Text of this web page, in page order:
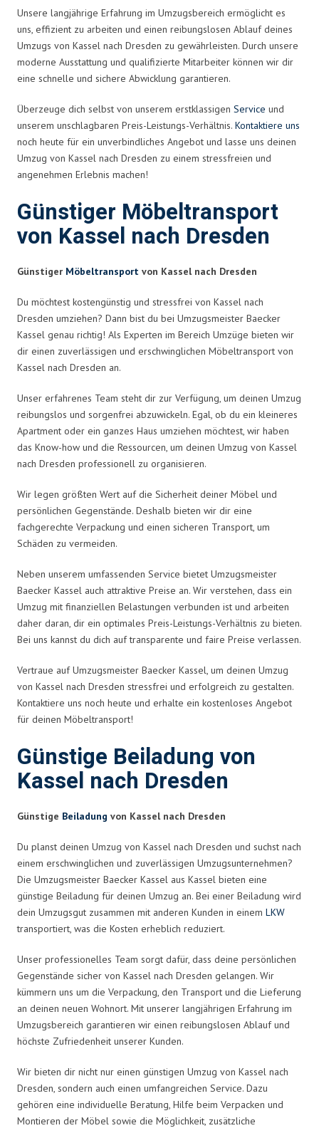
Unsere langjährige Erfahrung im Umzugsbereich ermöglicht es
uns, effizient zu arbeiten und einen reibungslosen Ablauf deines
Umzugs von Kassel nach Dresden zu gewährleisten. Durch unsere
moderne Ausstattung und qualifizierte Mitarbeiter können wir dir
eine schnelle und sichere Abwicklung garantieren.
Überzeuge dich selbst von unserem erstklassigen Service und
unserem unschlagbaren Preis-Leistungs-Verhältnis. Kontaktiere uns
noch heute für ein unverbindliches Angebot und lasse uns deinen
Umzug von Kassel nach Dresden zu einem stressfreien und
angenehmen Erlebnis machen!
Günstiger Möbeltransport
von Kassel nach Dresden
Günstiger Möbeltransport von Kassel nach Dresden
Du möchtest kostengünstig und stressfrei von Kassel nach
Dresden umziehen? Dann bist du bei Umzugsmeister Baecker
Kassel genau richtig! Als Experten im Bereich Umzüge bieten wir
dir einen zuverlässigen und erschwinglichen Möbeltransport von
Kassel nach Dresden an.
Unser erfahrenes Team steht dir zur Verfügung, um deinen Umzug
reibungslos und sorgenfrei abzuwickeln. Egal, ob du ein kleineres
Apartment oder ein ganzes Haus umziehen möchtest, wir haben
das Know-how und die Ressourcen, um deinen Umzug von Kassel
nach Dresden professionell zu organisieren.
Wir legen größten Wert auf die Sicherheit deiner Möbel und
persönlichen Gegenstände. Deshalb bieten wir dir eine
fachgerechte Verpackung und einen sicheren Transport, um
Schäden zu vermeiden.
Neben unserem umfassenden Service bietet Umzugsmeister
Baecker Kassel auch attraktive Preise an. Wir verstehen, dass ein
Umzug mit finanziellen Belastungen verbunden ist und arbeiten
daher daran, dir ein optimales Preis-Leistungs-Verhältnis zu bieten.
Bei uns kannst du dich auf transparente und faire Preise verlassen.
Vertraue auf Umzugsmeister Baecker Kassel, um deinen Umzug
von Kassel nach Dresden stressfrei und erfolgreich zu gestalten.
Kontaktiere uns noch heute und erhalte ein kostenloses Angebot
für deinen Möbeltransport!
Günstige Beiladung von
Kassel nach Dresden
Günstige Beiladung von Kassel nach Dresden
Du planst deinen Umzug von Kassel nach Dresden und suchst nach
einem erschwinglichen und zuverlässigen Umzugsunternehmen?
Die Umzugsmeister Baecker Kassel aus Kassel bieten eine
günstige Beiladung für deinen Umzug an. Bei einer Beiladung wird
dein Umzugsgut zusammen mit anderen Kunden in einem LKW
transportiert, was die Kosten erheblich reduziert.
Unser professionelles Team sorgt dafür, dass deine persönlichen
Gegenstände sicher von Kassel nach Dresden gelangen. Wir
kümmern uns um die Verpackung, den Transport und die Lieferung
an deinen neuen Wohnort. Mit unserer langjährigen Erfahrung im
Umzugsbereich garantieren wir einen reibungslosen Ablauf und
höchste Zufriedenheit unserer Kunden.
Wir bieten dir nicht nur einen günstigen Umzug von Kassel nach
Dresden, sondern auch einen umfangreichen Service. Dazu
gehören eine individuelle Beratung, Hilfe beim Verpacken und
Montieren der Möbel sowie die Möglichkeit, zusätzliche